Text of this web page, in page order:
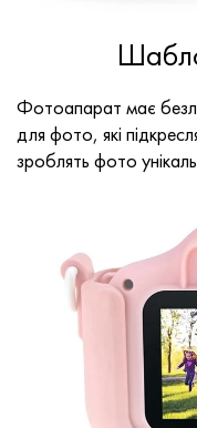
Фотоапарат має
для фото, які
зроблять фото